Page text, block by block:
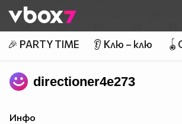
👾
🎉 PARTY TIME 👂 Клю – клю
directioner4e273
Инфо